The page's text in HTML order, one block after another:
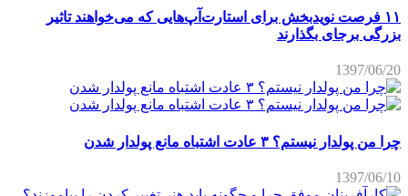
۱۱ فرصت نویدبخش برای استارت‌آپ‌هایی که می‌خواهند تاثیر
بزرگی برجای بگذارند
1397/06/20
چرا من پولدار نیستم؟ ۳ عادت اشتباه مانع پولدار شدن
1397/06/10